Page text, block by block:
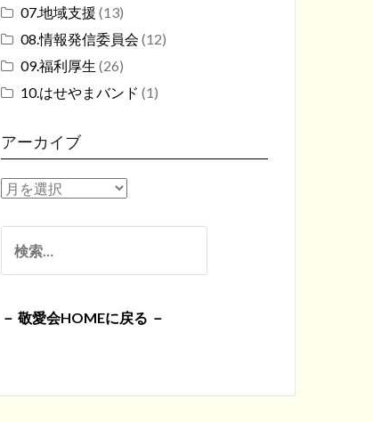
07.地域支援 (13)
08.情報発信委員会 (12)
09.福利厚生 (26)
10.はせやまバンド (1)
アーカイブ
ア
カ
ブ
索:
－ 敬愛会HOMEに戻る －